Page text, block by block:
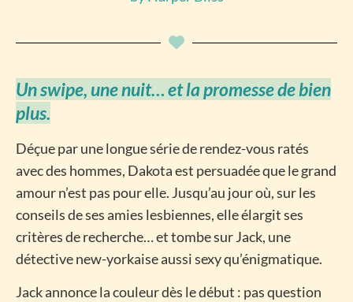
Un swipe, une nuit… et la promesse de bien
plus.
Déçue par une longue série de rendez-vous ratés
avec des hommes, Dakota est persuadée que le grand
amour n’est pas pour elle. Jusqu’au jour où, sur les
conseils de ses amies lesbiennes, elle élargit ses
critères de recherche… et tombe sur Jack, une
détective new-yorkaise aussi sexy qu’énigmatique.
Jack annonce la couleur dès le début : pas question